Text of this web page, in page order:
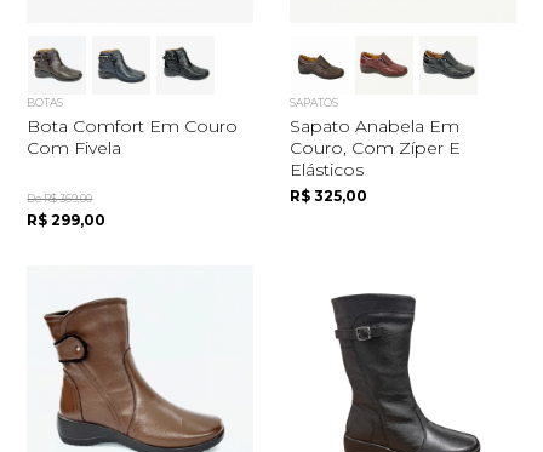
BOTAS
Bota Comfort Em Couro
Com Fivela
De R$ 369,00
R$ 299,00
SAPATOS
Sapato Anabela Em
Couro, Com Zíper E
Elásticos
R$ 325,00